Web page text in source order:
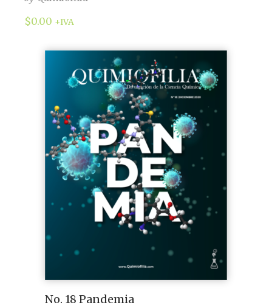
$0.00 +IVA
No. 18 Pandemia